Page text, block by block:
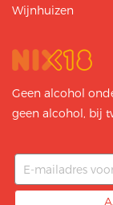
Wijnhuizen
Geen alcohol
geen alcohol, bij